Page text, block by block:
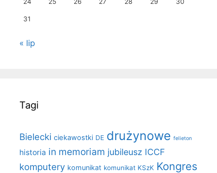
31
« lip
Tagi
Bielecki ciekawostki DE drużynowe felieton
historia in memoriam jubileusz ICCF
komputery komunikat komunikat KSzK Kongres